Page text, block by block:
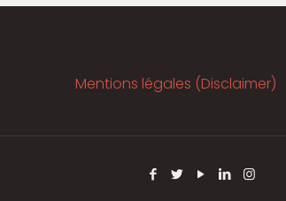
Mentions légales (Disclaimer)